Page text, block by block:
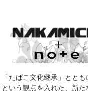
「たばこ文化継承」とと
という観点を入れた、新